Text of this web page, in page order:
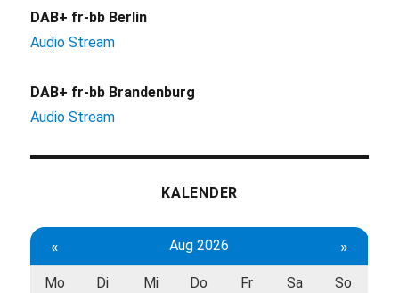
DAB+ fr-bb Berlin
Audio Stream
DAB+ fr-bb Brandenburg
Audio Stream
KALENDER
« Aug 2026 »
Mo Di Mi Do Fr Sa So